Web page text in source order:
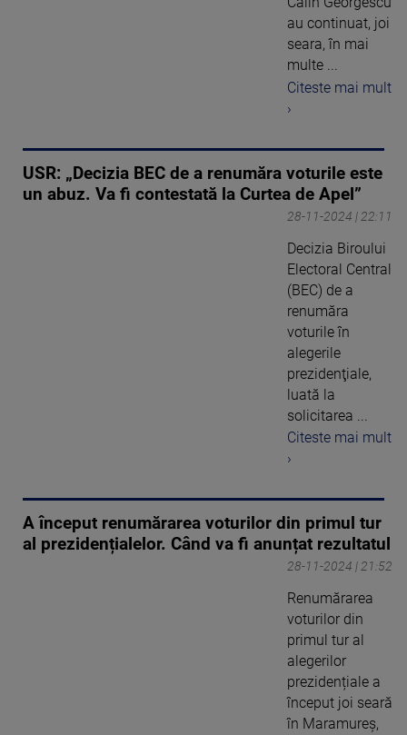
au continuat, joi
seara, în mai
multe ...
Citeste mai mult
›
USR: „Decizia BEC de a renumăra voturile este
un abuz. Va fi contestată la Curtea de Apel”
28-11-2024 | 22:11
Decizia Biroului
Electoral Central
(BEC) de a
renumăra
voturile în
alegerile
prezidenţiale,
luată la
solicitarea ...
Citeste mai mult
›
A început renumărarea voturilor din primul tur
al prezidențialelor. Când va fi anunțat rezultatul
28-11-2024 | 21:52
Renumărarea
voturilor din
primul tur al
alegerilor
prezidențiale a
început joi seară
în Maramureș,